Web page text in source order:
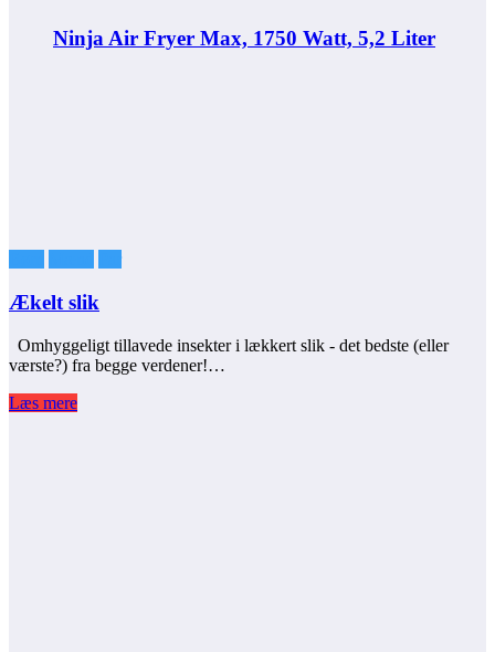
Ninja Air Fryer Max, 1750 Watt, 5,2 Liter
Ækelt slik
Omhyggeligt tillavede insekter i lækkert slik - det bedste (eller
værste?) fra begge verdener!…
Læs mere